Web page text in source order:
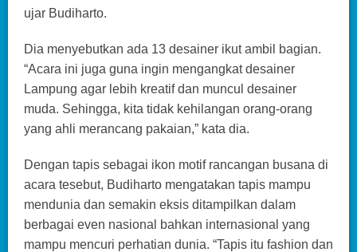
ujar Budiharto.
Dia menyebutkan ada 13 desainer ikut ambil bagian.
“Acara ini juga guna ingin mengangkat desainer
Lampung agar lebih kreatif dan muncul desainer
muda. Sehingga, kita tidak kehilangan orang-orang
yang ahli merancang pakaian,” kata dia.
Dengan tapis sebagai ikon motif rancangan busana di
acara tesebut, Budiharto mengatakan tapis mampu
mendunia dan semakin eksis ditampilkan dalam
berbagai even nasional bahkan internasional yang
mampu mencuri perhatian dunia. “Tapis itu fashion dan